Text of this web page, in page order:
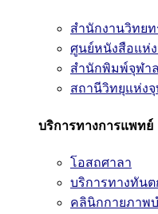
สำนักงานวิทย
ศูนย์หนังสือแห่
สำนักพิมพ์จุฬา
สถานีวิทยุแห่งจุ
บริการทางการแพทย์
โอสถศาลา
บริการทางทันต
คลินิกกายภาพ